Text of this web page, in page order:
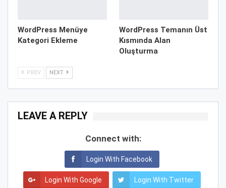
WordPress Menüye
Kategori Ekleme
WordPress Temanın Üst
Kısmında Alan
Oluşturma
PREV NEXT
LEAVE A REPLY
Connect with:
Login With Facebook
Login With Google Login With Twitter